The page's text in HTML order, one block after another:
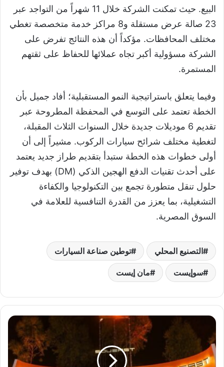
البيع. حيث تمكنت الشركة خلال 11 شهراً من التواجد عبر
23 صالة عرض مستقلة و8 مراكز خدمة متخصصة تغطي
مختلف المحافظات. مؤكداً أن هذه النتائج تفرض على
الشركة مسؤولية أكبر تجاه عملائها للحفاظ على ثقتهم
المستمرة.
​وفيما يتعلق باستراتيجية النمو المستقبلية؛ أفاد جميل بأن
الخطة تعتمد على التوسع في المحفظة المطروحة عبر
تقديم 6 موديلات جديدة خلال السنوات الثلاث المقبلة،
لتغطية مختلف شرائح سيارات الركوب. مشيراً إلى أن
أولى خطوات هذه الخطة ستبدأ بتقديم طراز جديد يعتمد
على أحدث تقنيات الدفع الهجين الذكي (DM) بهدف توفير
حلول تنقل متطورة تجمع بين التكنولوجيا والكفاءة
التشغيلية، بما يعزز من القدرة التنافسية للعلامة في
السوق المصرية.
التصنيع المحلي توطين صناعة السيارات
سوإيست مان إيست
م
ا
ن
إ
ي